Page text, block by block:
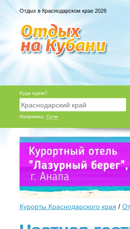
Отдых в Краснодарском крае 2026
Куда едем?
Например: Сочи
Курорты Краснодарского края /